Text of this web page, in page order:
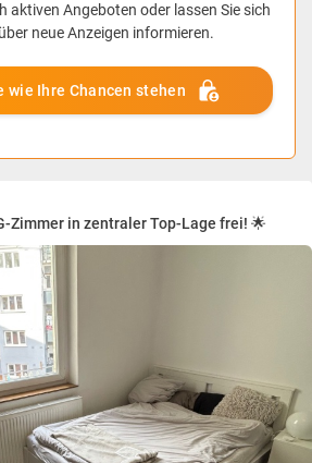
aktiven Angeboten oder lassen Sie sich
über neue Anzeigen informieren.
wie Ihre Chancen stehen
Zimmer in zentraler Top-Lage frei! 🌟